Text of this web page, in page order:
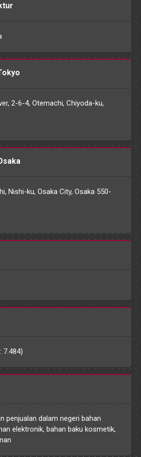
2-6-4, Otemachi, Chiyoda-ku,
Nishi-ku, Osaka City, Osaka 550-
7.484)
penjualan dalam negeri bahan
elektronik, bahan baku kosmetik,